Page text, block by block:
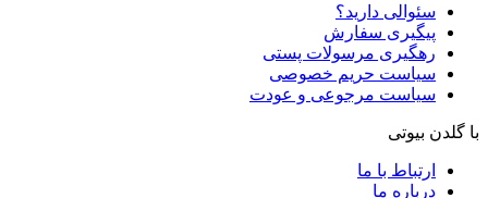
سئوالی دارید؟
پیگیری سفارش
رهگیری مرسولات پستی
سیاست حریم خصوصی
سیاست مرجوعی و عودت
با گلدن بیوتی
ارتباط با ما
درباره ما